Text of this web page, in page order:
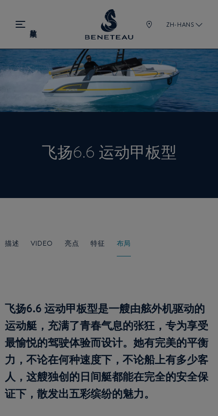
ZH-HANS
飞扬6.6 运动甲板型
描述 VIDEO 亮点 特征 布局
飞扬6.6 运动甲板型是一艘由舷外机驱动的
运动艇，充满了青春气息的张狂，专为享受
最愉悦的驾驶体验而设计。她有完美的平衡
力，不论在何种速度下，不论船上有多少客
人，这艘独创的日间艇都能在完全的安全保
证下，散发出五彩缤纷的魅力。